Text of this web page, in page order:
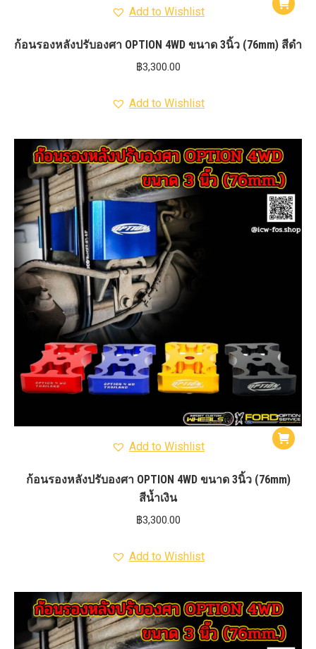
Add to Wishlist
ก้อนรองหลังปรับองศา OPTION 4WD ขนาด 3นิ้ว (76mm) สีดำ
฿3,300.00
Add to Wishlist
Add to Wishlist
ก้อนรองหลังปรับองศา OPTION 4WD ขนาด 3นิ้ว (76mm)
สีน้ำเงิน
฿3,300.00
Add to Wishlist